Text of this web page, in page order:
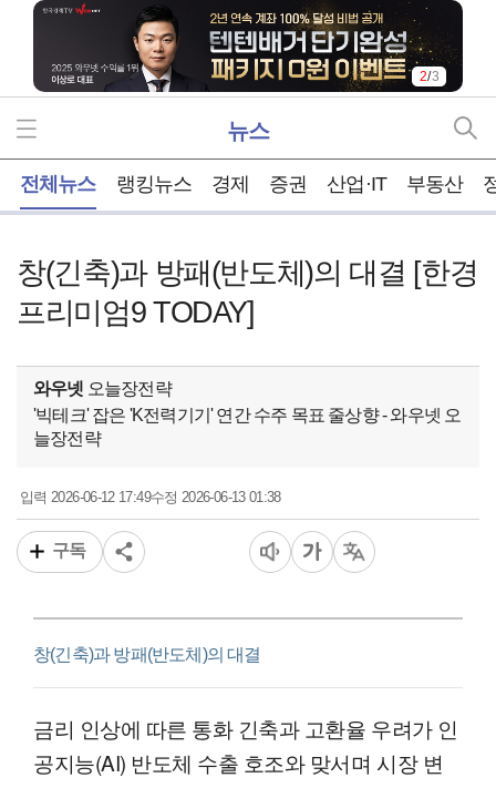
2/3
뉴스
전체뉴스 랭킹뉴스 경제 증권 산업·IT 부동산
창(긴축)과 방패(반도체)의 대결 [한경
프리미엄9 TODAY]
와우넷 오늘장전략
'빅테크' 잡은 'K전력기기' 연간 수주 목표 줄상향 - 와우넷 오
늘장전략
입력 2026-06-12 17:49수정 2026-06-13 01:38
구독
창(긴축)과 방패(반도체)의 대결
금리 인상에 따른 통화 긴축과 고환율 우려가 인
공지능(AI) 반도체 수출 호조와 맞서며 시장 변